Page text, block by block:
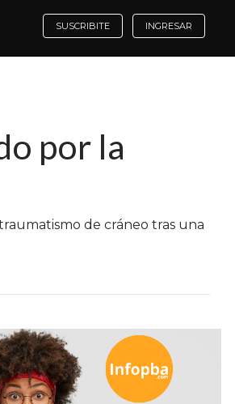
SUSCRIBITE INGRESAR
por la
de cráneo tras una